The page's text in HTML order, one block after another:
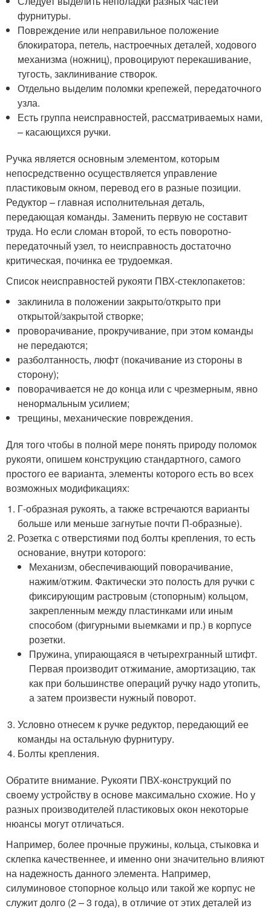
фурнитуры.
Повреждение или неправильное положение
блокиратора, петель, настроечных деталей, ходового
механизма (ножниц), провоцируют перекашивание,
тугость, заклинивание створок.
Отдельно выделим поломки крепежей, передаточного
узла.
Есть группа неисправностей, рассматриваемых нами,
– касающихся ручки.
Ручка является основным элементом, которым
непосредственно осуществляется управление
пластиковым окном, перевод его в разные позиции.
Редуктор – главная исполнительная деталь,
передающая команды. Заменить первую не составит
труда. Но если сломан второй, то есть поворотно-
передаточный узел, то неисправность достаточно
критическая, починка ее трудоемкая.
Список неисправностей рукояти ПВХ-стеклопакетов:
заклинила в положении закрыто/открыто при
открытой/закрытой створке;
проворачивание, прокручивание, при этом команды
не передаются;
разболтанность, люфт (покачивание из стороны в
сторону);
поворачивается не до конца или с чрезмерным, явно
ненормальным усилием;
трещины, механические повреждения.
Для того чтобы в полной мере понять природу поломок
рукояти, опишем конструкцию стандартного, самого
простого ее варианта, элементы которого есть во всех
возможных модификациях:
Г-образная рукоять, а также встречаются варианты
больше или меньше загнутые почти П-образные).
Розетка с отверстиями под болты крепления, то есть
основание, внутри которого:
Механизм, обеспечивающий поворачивание,
нажим/отжим. Фактически это полость для ручки с
фиксирующим растровым (стопорным) кольцом,
закрепленным между пластинками или иным
способом (фигурными выемками и пр.) в корпусе
розетки.
Пружина, упирающаяся в четырехгранный штифт.
Первая производит отжимание, амортизацию, так
как при большинстве операций ручку надо утопить,
а затем произвести нужный поворот.
Условно отнесем к ручке редуктор, передающий ее
команды на остальную фурнитуру.
Болты крепления.
Обратите внимание. Рукояти ПВХ-конструкций по
своему устройству в основе максимально схожие. Но у
разных производителей пластиковых окон некоторые
нюансы могут отличаться.
Например, более прочные пружины, кольца, стыковка и
склепка качественнее, и именно они значительно влияют
на надежность данного элемента. Например,
силуминовое стопорное кольцо или такой же корпус не
служит долго (2 – 3 года), в отличие от этих деталей из